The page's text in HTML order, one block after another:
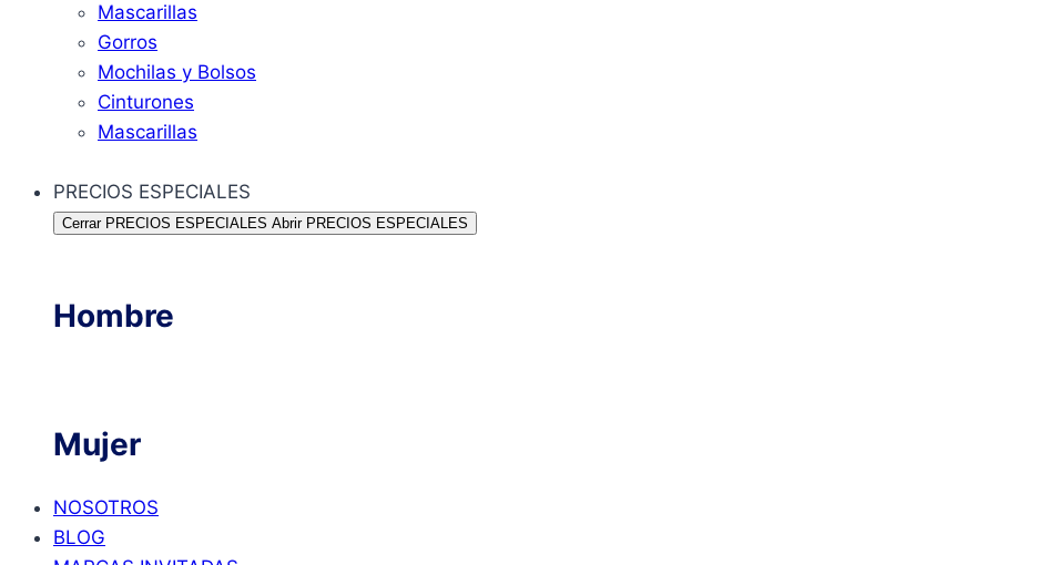
Mascarillas
Gorros
Mochilas y Bolsos
Cinturones
Mascarillas
PRECIOS ESPECIALES
Cerrar PRECIOS ESPECIALES Abrir PRECIOS ESPECIALES
Hombre
Mujer
NOSOTROS
BLOG